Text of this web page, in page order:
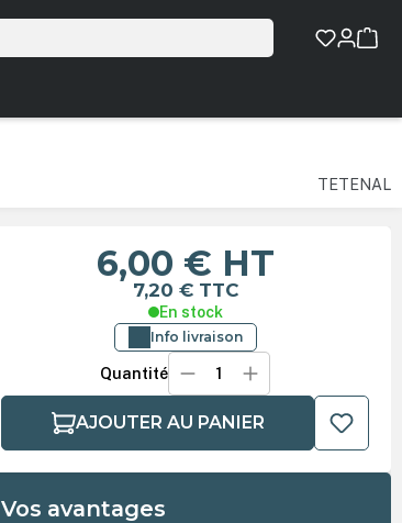
TETENAL
6,00 € HT
7,20 € TTC
En stock
Info livraison
Quantité
AJOUTER AU PANIER
Vos avantages